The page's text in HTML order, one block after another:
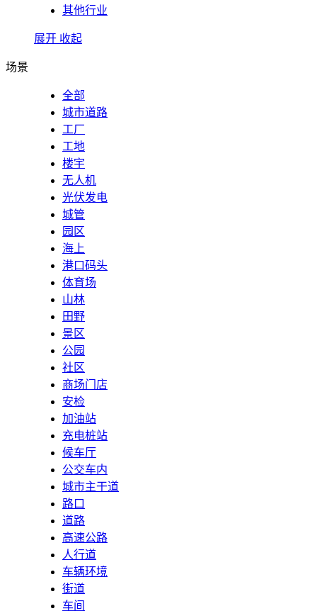
其他行业
展开 收起
场景
全部
城市道路
工厂
工地
楼宇
无人机
光伏发电
城管
园区
海上
港口码头
体育场
山林
田野
景区
公园
社区
商场门店
安检
加油站
充电桩站
候车厅
公交车内
城市主干道
路口
道路
高速公路
人行道
车辆环境
街道
车间